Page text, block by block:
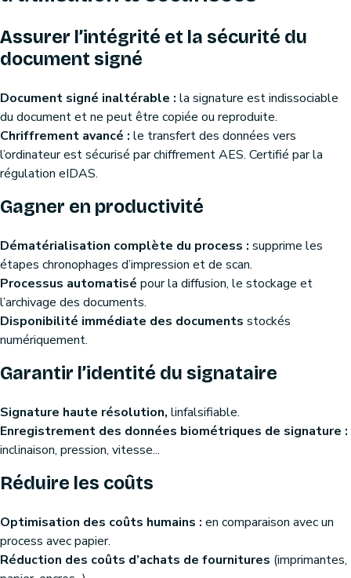
Assurer l’intégrité et la sécurité du
document signé
Document signé inaltérable : la signature est indissociable
du document et ne peut être copiée ou reproduite.
Chriffrement avancé : le transfert des données vers
l’ordinateur est sécurisé par chiffrement AES. Certifié par la
régulation eIDAS.
Gagner en productivité
Dématérialisation complète du process : supprime les
étapes chronophages d’impression et de scan.
Processus automatisé pour la diffusion, le stockage et
l’archivage des documents.
Disponibilité immédiate des documents stockés
numériquement.
Garantir l’identité du signataire
Signature haute résolution, linfalsifiable.
Enregistrement des données biométriques de signature :
inclinaison, pression, vitesse...
Réduire les coûts
Optimisation des coûts humains : en comparaison avec un
process avec papier.
Réduction des coûts d’achats de fournitures (imprimantes,